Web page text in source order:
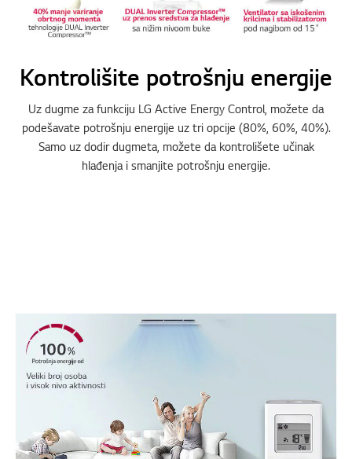
Kontrolišite potrošnju energije
Uz dugme za funkciju LG Active Energy Control, možete da
podešavate potrošnju energije uz tri opcije (80%, 60%, 40%).
Samo uz dodir dugmeta, možete da kontrolišete učinak
hlađenja i smanjite potrošnju energije.